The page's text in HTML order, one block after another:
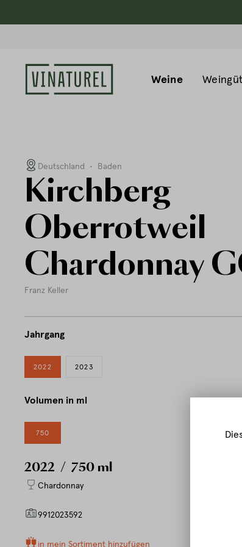
Weine
Deutschland • Baden
Kirchberg
Oberrotweil
Chardonnay
Franz Keller
Jahrgang
2022 2023
Volumen in ml
750
2022 / 750 ml
Chardonnay
9912023592
in mein Sortiment hinzufügen